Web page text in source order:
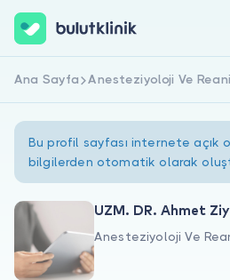
Hakkımızda
Hemen Kaydol
Ana Sayfa Anesteziyoloji Ve
Bu profil sayfası internete açık
bilgilerden otomatik olarak
UZM. DR. Ahmet
Anesteziyoloji Ve